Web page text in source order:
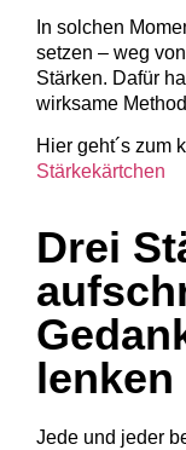
In solchen
setzen – weg
Stärken. Dafür
wirksame
Hier geht´s zum
Stärkekärtchen
Drei
lenken
Jede und jeder